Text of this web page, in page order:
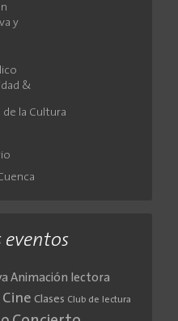
y
&
la Cultura
eventos
Animación lectora
Cine Clases Club de lectura